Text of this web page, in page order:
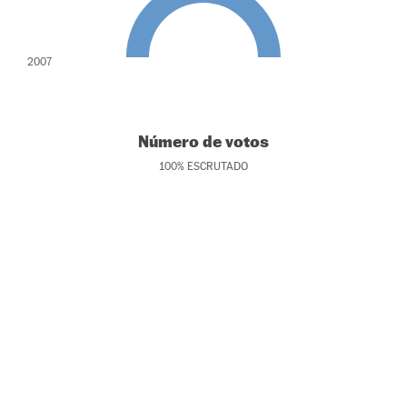
2007
Número de votos
100% ESCRUTADO